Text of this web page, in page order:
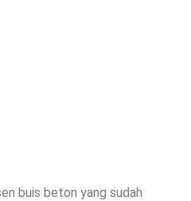
buis beton yang sudah